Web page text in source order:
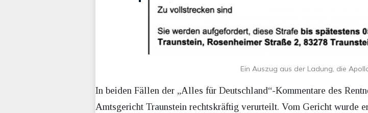
Ein Auszug aus der Ladung, die
In beiden Fällen der „Alles für Deutschland“-Kommentare des
Amtsgericht Traunstein rechtskräftig verurteilt. Vom Gericht wurde